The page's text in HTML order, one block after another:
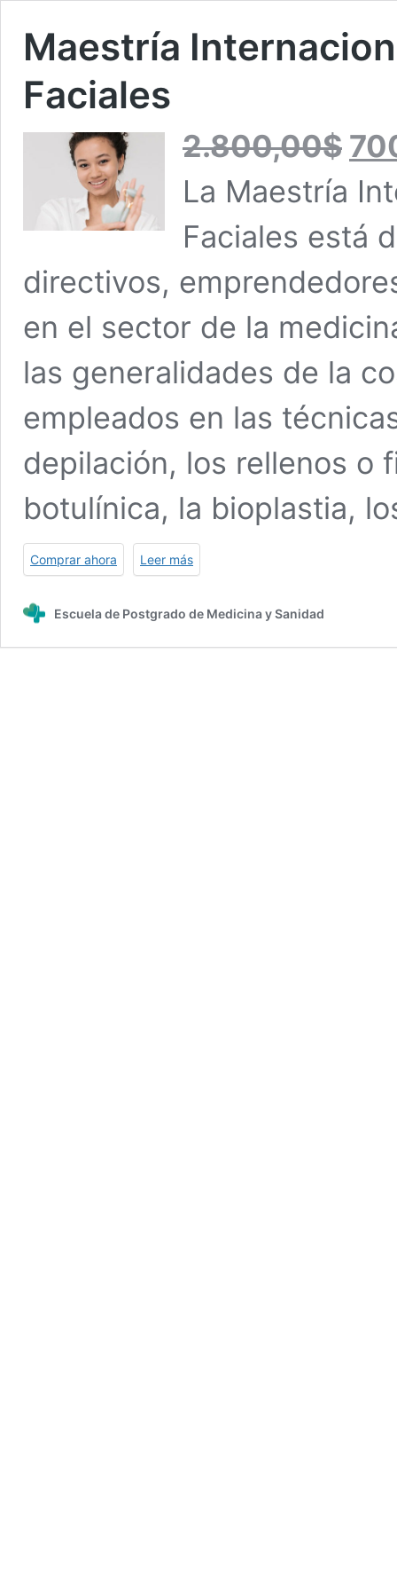
Maestría
Faciales
2.800,00$ El
precio
era:
La Maestría
Faciales está
directivos,
en el sector de la
las generalidades de la
empleados en las
depilación, los rellenos o
botulínica, la bioplastia,
Comprar ahora Leer más
Escuela de Postgrado de Medicina y Sanidad